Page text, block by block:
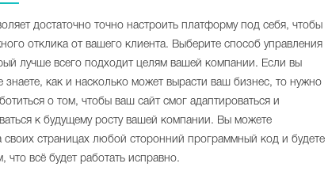
достаточно точно настроить платформу под себя, чтобы
отклика от вашего клиента. Выберите способ управления
лучше всего подходит целям вашей компании. Если вы
знаете, как и насколько может вырасти ваш бизнес, то нужно
о том, чтобы ваш сайт смог адаптироваться и
к будущему росту вашей компании. Вы можете
своих страницах любой сторонний программный код и будете
что всё будет работать исправно.